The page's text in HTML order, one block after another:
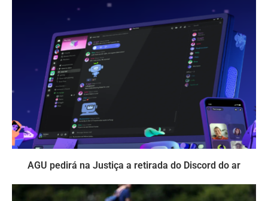
AGU pedirá na Justiça a retirada do Discord do ar